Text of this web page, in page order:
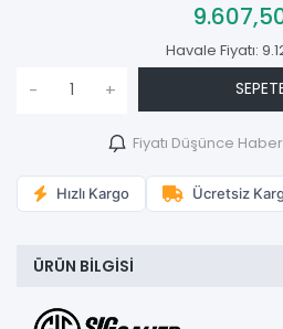
Havale Fiyatı:
- +
Fiyatı Düşünce
Hızlı Kargo Ücretsiz
ÜRÜN BILGISI